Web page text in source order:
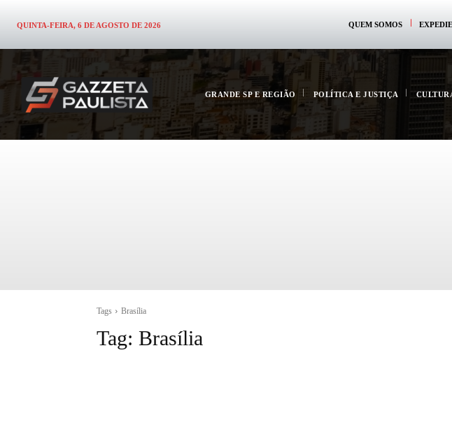
QUINTA-FEIRA, 6 DE AGOSTO DE 2026 QUEM SOMOS
GRANDE SP E REGIÃO POLÍTICA E JUSTIÇA
Tags Brasília
Tag: Brasília